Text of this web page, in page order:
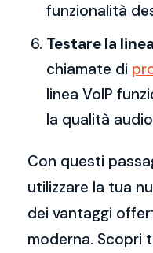
funzionalità
Testare la
chiamate di
linea VoIP
la qualità
Con questi
utilizzare la tua
dei vantaggi
moderna. Scopri